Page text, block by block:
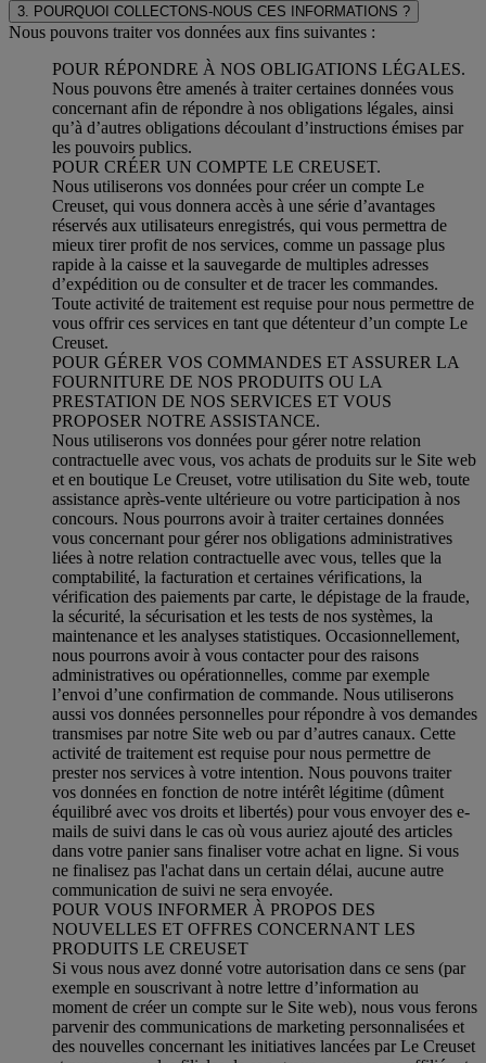
3. POURQUOI COLLECTONS-NOUS CES INFORMATIONS ?
Nous pouvons traiter vos données aux fins suivantes :
POUR RÉPONDRE À NOS OBLIGATIONS LÉGALES.
Nous pouvons être amenés à traiter certaines données vous
concernant afin de répondre à nos obligations légales, ainsi
qu’à d’autres obligations découlant d’instructions émises par
les pouvoirs publics.
POUR CRÉER UN COMPTE LE CREUSET.
Nous utiliserons vos données pour créer un compte Le
Creuset, qui vous donnera accès à une série d’avantages
réservés aux utilisateurs enregistrés, qui vous permettra de
mieux tirer profit de nos services, comme un passage plus
rapide à la caisse et la sauvegarde de multiples adresses
d’expédition ou de consulter et de tracer les commandes.
Toute activité de traitement est requise pour nous permettre de
vous offrir ces services en tant que détenteur d’un compte Le
Creuset.
POUR GÉRER VOS COMMANDES ET ASSURER LA
FOURNITURE DE NOS PRODUITS OU LA
PRESTATION DE NOS SERVICES ET VOUS
PROPOSER NOTRE ASSISTANCE.
Nous utiliserons vos données pour gérer notre relation
contractuelle avec vous, vos achats de produits sur le Site web
et en boutique Le Creuset, votre utilisation du Site web, toute
assistance après-vente ultérieure ou votre participation à nos
concours. Nous pourrons avoir à traiter certaines données
vous concernant pour gérer nos obligations administratives
liées à notre relation contractuelle avec vous, telles que la
comptabilité, la facturation et certaines vérifications, la
vérification des paiements par carte, le dépistage de la fraude,
la sécurité, la sécurisation et les tests de nos systèmes, la
maintenance et les analyses statistiques. Occasionnellement,
nous pourrons avoir à vous contacter pour des raisons
administratives ou opérationnelles, comme par exemple
l’envoi d’une confirmation de commande. Nous utiliserons
aussi vos données personnelles pour répondre à vos demandes
transmises par notre Site web ou par d’autres canaux. Cette
activité de traitement est requise pour nous permettre de
prester nos services à votre intention. Nous pouvons traiter
vos données en fonction de notre intérêt légitime (dûment
équilibré avec vos droits et libertés) pour vous envoyer des e-
mails de suivi dans le cas où vous auriez ajouté des articles
dans votre panier sans finaliser votre achat en ligne. Si vous
ne finalisez pas l'achat dans un certain délai, aucune autre
communication de suivi ne sera envoyée.
POUR VOUS INFORMER À PROPOS DES
NOUVELLES ET OFFRES CONCERNANT LES
PRODUITS LE CREUSET
Si vous nous avez donné votre autorisation dans ce sens (par
exemple en souscrivant à notre lettre d’information au
moment de créer un compte sur le Site web), nous vous ferons
parvenir des communications de marketing personnalisées et
des nouvelles concernant les initiatives lancées par Le Creuset